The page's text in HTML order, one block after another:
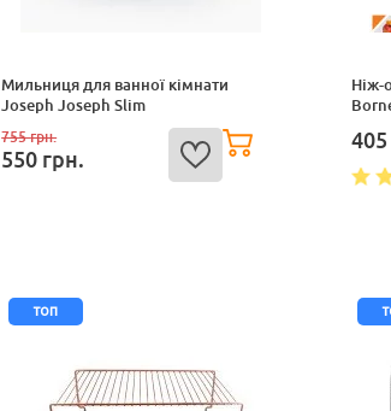
Мильниця для ванної кімнати
Joseph Joseph Slim
755грн.
550 грн.
Ніж-
405
топ